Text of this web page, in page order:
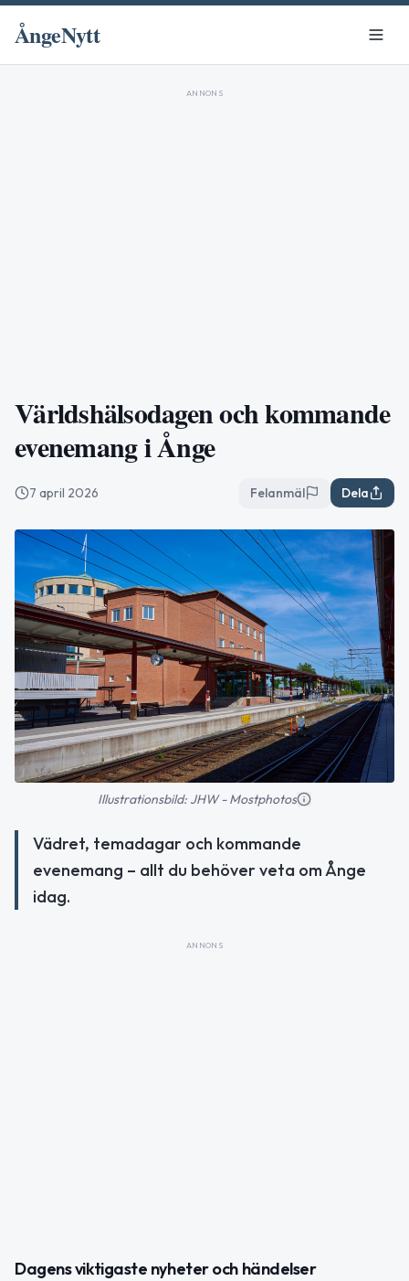
ÅngeNytt
ANNONS
Världshälsodagen och kommande
evenemang i Ånge
7 april 2026 Felanmäl Dela
Illustrationsbild: JHW - Mostphotos
Vädret, temadagar och kommande
evenemang – allt du behöver veta om Ånge
idag.
ANNONS
Dagens viktigaste nyheter och händelser